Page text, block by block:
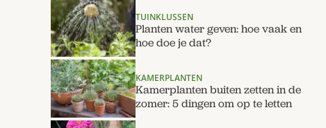
TUINKLUSSEN
Planten water geven: hoe vaak en
hoe doe je dat?
KAMERPLANTEN
Kamerplanten buiten zetten in de
zomer: 5 dingen om op te letten